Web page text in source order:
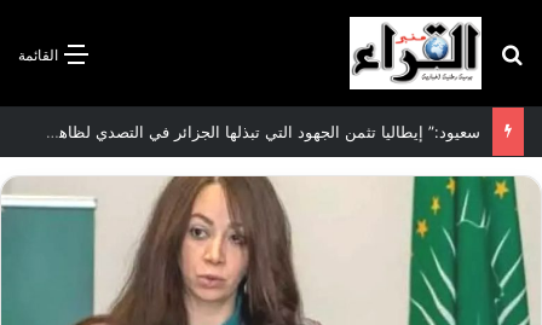
القائمة بحث عن
الاتفاقية الأممية بشأن تغير المناخ :الجزائر تودع مساهمتها الوطنية المحددة لسنة 2026